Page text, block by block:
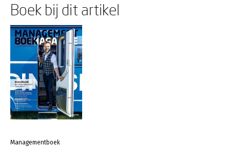
Boek bij dit artikel
Managementboek